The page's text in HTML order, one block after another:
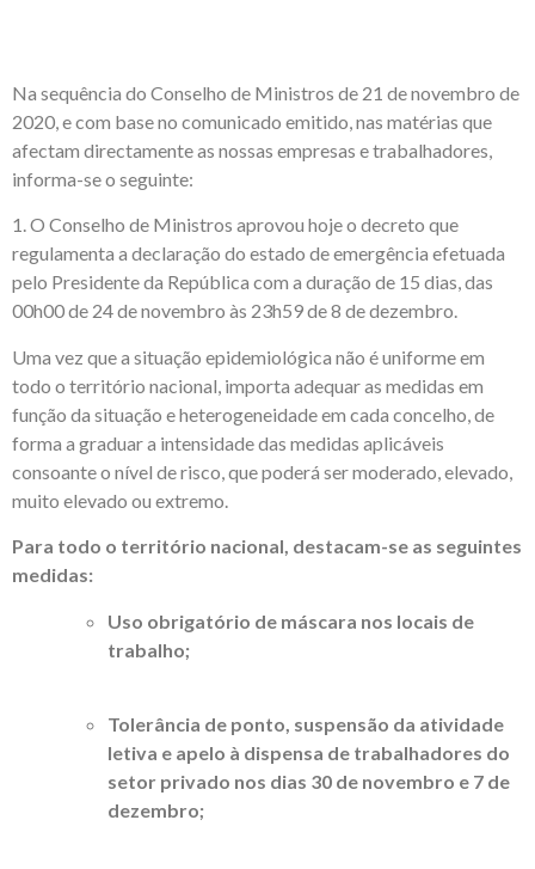
Na sequência do Conselho de Ministros de 21 de novembro de
2020, e com base no comunicado emitido, nas matérias que
afectam directamente as nossas empresas e trabalhadores,
informa-se o seguinte:
1. O Conselho de Ministros aprovou hoje o decreto que
regulamenta a declaração do estado de emergência efetuada
pelo Presidente da República com a duração de 15 dias, das
00h00 de 24 de novembro às 23h59 de 8 de dezembro.
Uma vez que a situação epidemiológica não é uniforme em
todo o território nacional, importa adequar as medidas em
função da situação e heterogeneidade em cada concelho, de
forma a graduar a intensidade das medidas aplicáveis
consoante o nível de risco, que poderá ser moderado, elevado,
muito elevado ou extremo.
Para todo o território nacional, destacam-se as seguintes
medidas:
Uso obrigatório de máscara nos locais de
trabalho;
Tolerância de ponto, suspensão da atividade
letiva e apelo à dispensa de trabalhadores do
setor privado nos dias 30 de novembro e 7 de
dezembro;